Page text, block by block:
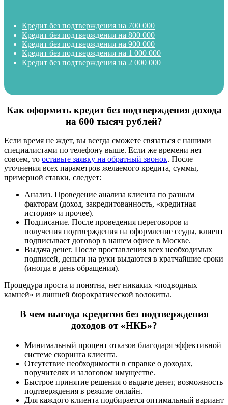
Кредит без подтверждения на 700 000
Кредит без подтверждения на 800 000
Кредит без подтверждения на 900 000
Кредит без подтверждения на 1 000 000
Кредит без подтверждения на 2 000 000
Как оформить кредит без подтверждения дохода
на 600 тысяч рублей?
Если время не ждет, вы всегда сможете связаться с нашими
специалистами по телефону выше. Если же времени нет
совсем, то оставьте заявку на обратный звонок. После
уточнения всех параметров желаемого кредита, суммы,
примерной ставки, следует:
Анализ. Проведение анализа клиента по разным
факторам (доход, закредитованность, «кредитная
история» и прочее).
Подписание. После проведения переговоров и
получения подтверждения на оформление ссуды, клиент
подписывает договор в нашем офисе в Москве.
Выдача денег. После проставления всех необходимых
подписей, деньги на руки выдаются в кратчайшие сроки
(иногда в день обращения).
Процедура проста и понятна, нет никаких «подводных
камней» и лишней бюрократической волокиты.
В чем выгода кредитов без подтверждения
доходов от «НКБ»?
Минимальный процент отказов благодаря эффективной
системе скоринга клиента.
Отсутствие необходимости в справке о доходах,
поручителях и залоговом имуществе.
Быстрое принятие решения о выдаче денег, возможность
подтверждения в режиме онлайн.
Для каждого клиента подбирается оптимальный вариант